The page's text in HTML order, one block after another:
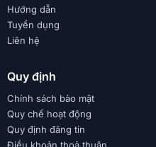
Hướng dẫn
Tuyển dụng
Liên hệ
Quy định
Chính sách bảo mật
Quy chế hoạt động
Quy định đăng tin